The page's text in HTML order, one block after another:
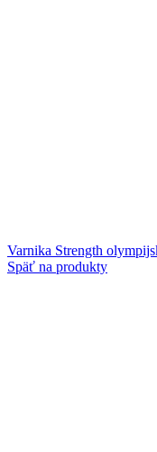
Varnika Strength
Späť na produkty